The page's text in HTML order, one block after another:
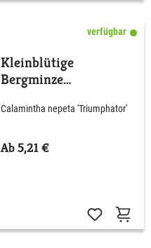
verfügbar
Kleinblütige
Bergminze
Calamintha nepeta 'Triumphator'
Ab 5,21 €